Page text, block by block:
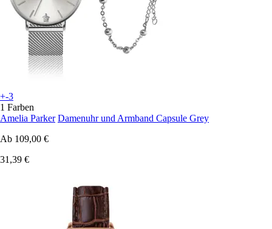
+-3
1 Farben
Amelia Parker Damenuhr und Armband Capsule Grey
Ab 109,00 €
31,39 €